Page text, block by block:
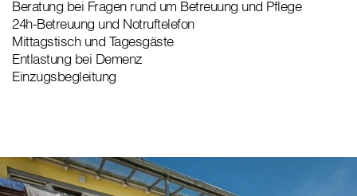
Beratung bei Fragen rund um Betreuung und Pflege
24h-Betreuung und Notruftelefon
Mittagstisch und Tagesgäste
Entlastung bei Demenz
Einzugsbegleitung